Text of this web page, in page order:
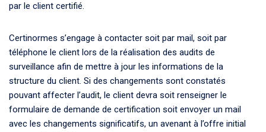
par le client certifié.
Certinormes s’engage à contacter soit par mail, soit par
téléphone le client lors de la réalisation des audits de
surveillance afin de mettre à jour les informations de la
structure du client. Si des changements sont constatés
pouvant affecter l’audit, le client devra soit renseigner le
formulaire de demande de certification soit envoyer un mail
avec les changements significatifs, un avenant à l’offre initial